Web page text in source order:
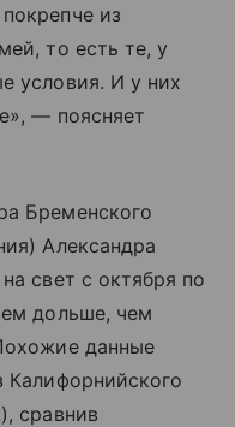
из
то есть те, у
условия. И у них
— поясняет
Бременского
Александра
свет с октября по
дольше, чем
данные
Калифорнийского
сравнив